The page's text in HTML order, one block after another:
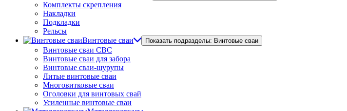
Комплекты скрепления
Накладки
Подкладки
Рельсы
Винтовые сваи
Показать подразделы: Винтовые сваи
Винтовые сваи СВС
Винтовые сваи для забора
Винтовые сваи-шурупы
Литые винтовые сваи
Многовитковые сваи
Оголовки для винтовых свай
Усиленные винтовые сваи